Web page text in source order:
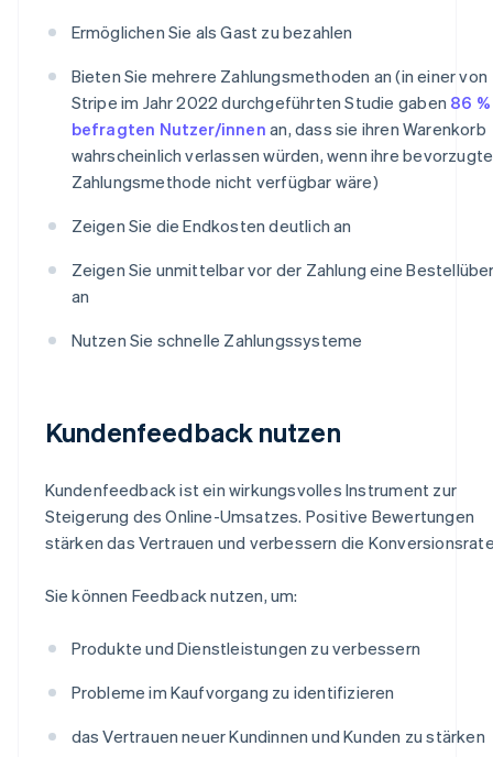
Ermöglichen Sie als Gast zu bezahlen
Bieten Sie mehrere Zahlungsmethoden an (in einer von
Stripe im Jahr 2022 durchgeführten Studie gaben 86
befragten Nutzer/innen an, dass sie ihren Warenkorb
wahrscheinlich verlassen würden, wenn ihre bevorzugte
Zahlungsmethode nicht verfügbar wäre)
Zeigen Sie die Endkosten deutlich an
Zeigen Sie unmittelbar vor der Zahlung eine
an
Nutzen Sie schnelle Zahlungssysteme
Kundenfeedback nutzen
Kundenfeedback ist ein wirkungsvolles Instrument zur
Steigerung des Online-Umsatzes. Positive Bewertungen
stärken das Vertrauen und verbessern die
Sie können Feedback nutzen, um:
Produkte und Dienstleistungen zu verbessern
Probleme im Kaufvorgang zu identifizieren
das Vertrauen neuer Kundinnen und Kunden zu stärken